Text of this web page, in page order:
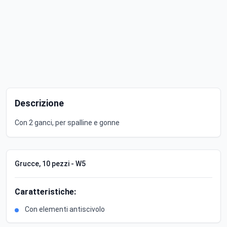
Descrizione
Con 2 ganci, per spalline e gonne
Grucce, 10 pezzi - W5
Caratteristiche:
Con elementi antiscivolo